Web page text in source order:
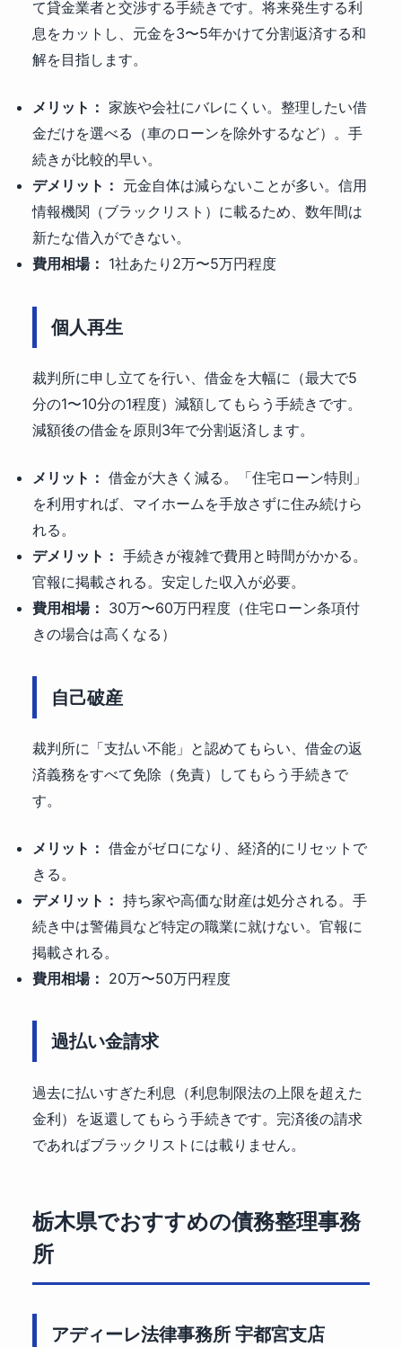
て貸金業者と交渉する手続きです。将来発生する利
息をカットし、元金を3〜5年かけて分割返済する和
解を目指します。
メリット： 家族や会社にバレにくい。整理したい借
金だけを選べる（車のローンを除外するなど）。手
続きが比較的早い。
デメリット： 元金自体は減らないことが多い。信用
情報機関（ブラックリスト）に載るため、数年間は
新たな借入ができない。
費用相場： 1社あたり2万〜5万円程度
個人再生
裁判所に申し立てを行い、借金を大幅に（最大で5
分の1〜10分の1程度）減額してもらう手続きです。
減額後の借金を原則3年で分割返済します。
メリット： 借金が大きく減る。「住宅ローン特則」
を利用すれば、マイホームを手放さずに住み続けら
れる。
デメリット： 手続きが複雑で費用と時間がかかる。
官報に掲載される。安定した収入が必要。
費用相場： 30万〜60万円程度（住宅ローン条項付
きの場合は高くなる）
自己破産
裁判所に「支払い不能」と認めてもらい、借金の返
済義務をすべて免除（免責）してもらう手続きで
す。
メリット： 借金がゼロになり、経済的にリセットで
きる。
デメリット： 持ち家や高価な財産は処分される。手
続き中は警備員など特定の職業に就けない。官報に
掲載される。
費用相場： 20万〜50万円程度
過払い金請求
過去に払いすぎた利息（利息制限法の上限を超えた
金利）を返還してもらう手続きです。完済後の請求
であればブラックリストには載りません。
栃木県でおすすめの債務整理事務
所
アディーレ法律事務所 宇都宮支店